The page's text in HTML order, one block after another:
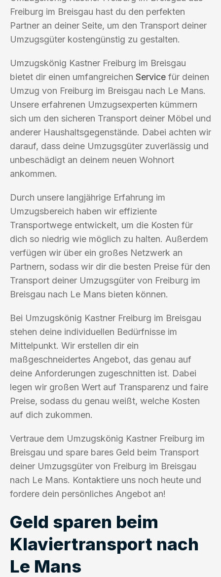
Freiburg im Breisgau hast du den perfekten
Partner an deiner Seite, um den Transport deiner
Umzugsgüter kostengünstig zu gestalten.
Umzugskönig Kastner Freiburg im Breisgau
bietet dir einen umfangreichen Service für deinen
Umzug von Freiburg im Breisgau nach Le Mans.
Unsere erfahrenen Umzugsexperten kümmern
sich um den sicheren Transport deiner Möbel und
anderer Haushaltsgegenstände. Dabei achten wir
darauf, dass deine Umzugsgüter zuverlässig und
unbeschädigt an deinem neuen Wohnort
ankommen.
Durch unsere langjährige Erfahrung im
Umzugsbereich haben wir effiziente
Transportwege entwickelt, um die Kosten für
dich so niedrig wie möglich zu halten. Außerdem
verfügen wir über ein großes Netzwerk an
Partnern, sodass wir dir die besten Preise für den
Transport deiner Umzugsgüter von Freiburg im
Breisgau nach Le Mans bieten können.
Bei Umzugskönig Kastner Freiburg im Breisgau
stehen deine individuellen Bedürfnisse im
Mittelpunkt. Wir erstellen dir ein
maßgeschneidertes Angebot, das genau auf
deine Anforderungen zugeschnitten ist. Dabei
legen wir großen Wert auf Transparenz und faire
Preise, sodass du genau weißt, welche Kosten
auf dich zukommen.
Vertraue dem Umzugskönig Kastner Freiburg im
Breisgau und spare bares Geld beim Transport
deiner Umzugsgüter von Freiburg im Breisgau
nach Le Mans. Kontaktiere uns noch heute und
fordere dein persönliches Angebot an!
Geld sparen beim
Klaviertransport nach
Le Mans